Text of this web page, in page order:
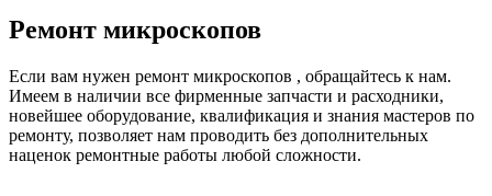
бензопил
бензорезов
беспроводных систем мониторинга
беспроводных систем презентаций
бетоноломов
бетономешалок
безменов
Ремонт микроскопов
Если вам нужен ремонт микроскопов , обращайтесь к нам.
Имеем в наличии все фирменные запчасти и расходники,
новейшее оборудование, квалификация и знания мастеров по
ремонту, позволяет нам проводить без дополнительных
наценок ремонтные работы любой сложности.